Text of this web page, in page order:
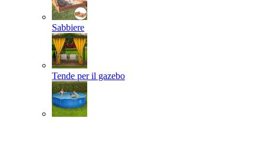
Sabbiere
Tende per il gazebo